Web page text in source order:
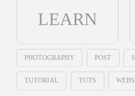
LEARN
PHOTOGRAPHY POST
TUTORIAL TUTS